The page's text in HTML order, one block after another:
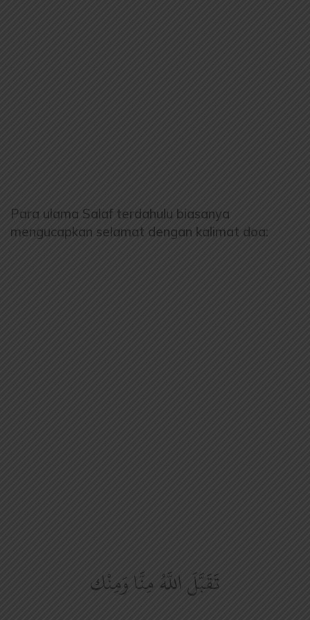
Para ulama Salaf terdahulu biasanya
mengucapkan selamat dengan kalimat doa:
تَقَبَّلَ اللَّهُ مِنَّا وَمِنْك